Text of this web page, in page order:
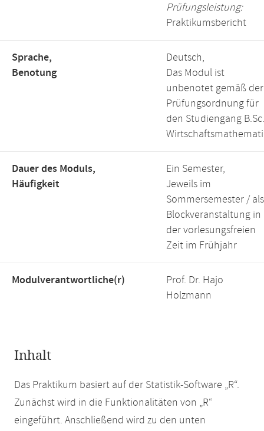
Prüfungsleistung:
Praktikumsbericht
Sprache,
Benotung
Deutsch,
Das Modul ist
unbenotet gemäß der
Prüfungsordnung für
den Studiengang B.Sc.
Dauer des Moduls,
Häufigkeit
Ein Semester,
Jeweils im
Sommersemester / als
Blockveranstaltung in
der vorlesungsfreien
Zeit im Frühjahr
Modulverantwortliche(r)
Prof. Dr. Hajo
Holzmann
Inhalt
Das Praktikum basiert auf der Statistik-Software „R“.
Zunächst wird in die Funktionalitäten von „R“
eingeführt. Anschließend wird zu den unten